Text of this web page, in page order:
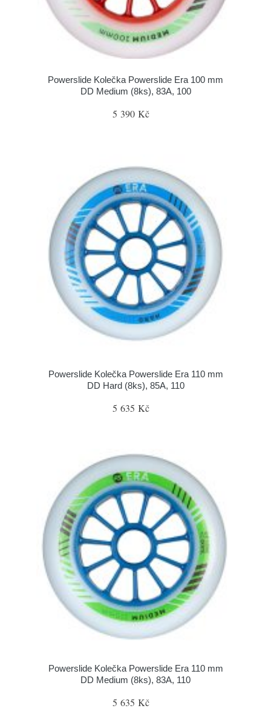
Powerslide Kolečka Powerslide Era 100 mm
DD Medium (8ks), 83A, 100
5 390 Kč
Powerslide Kolečka Powerslide Era 110 mm
DD Hard (8ks), 85A, 110
5 635 Kč
Powerslide Kolečka Powerslide Era 110 mm
DD Medium (8ks), 83A, 110
5 635 Kč